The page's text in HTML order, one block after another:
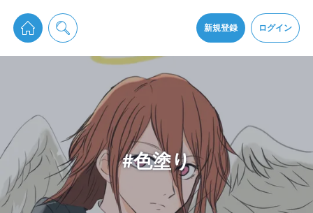
新規登録 ログイン
pixiv Sketchは2024年5月28日付で プライパシーポリシーを改定しました。
通知を受け取るにはここをクリックします
pixiv Sketchアプリでさらに快適に！
アプリをインストール
#色塗り